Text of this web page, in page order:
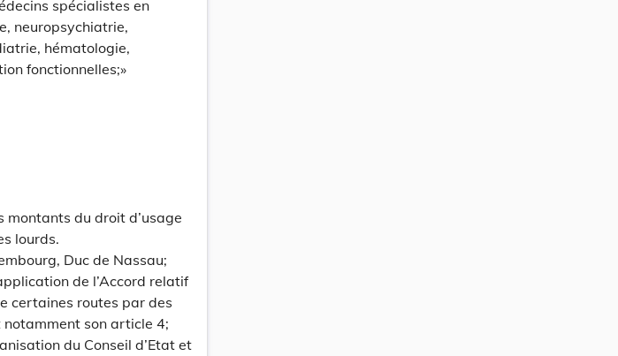
spécialistes en
neuropsychiatrie,
hématologie,
fonctionnelles;»
du droit d’usage
lourds.
Duc de Nassau;
de l’Accord relatif
certaines routes par des
son article 4;
du Conseil d’Etat et